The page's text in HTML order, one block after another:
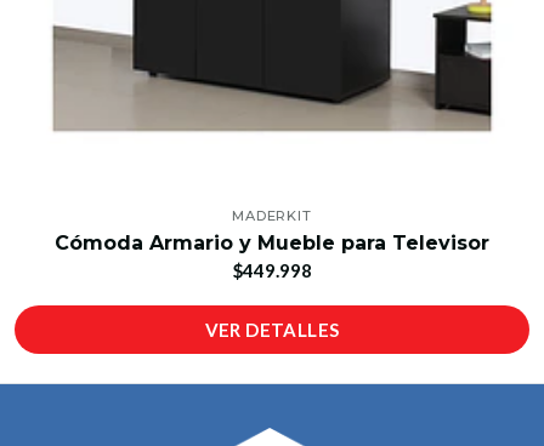
MADERKIT
Cómoda Armario y Mueble para Televisor
$449.998
VER DETALLES